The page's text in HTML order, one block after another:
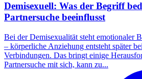
Demisexuell: Was der Begriff
Partnersuche beeinflusst
Bei der Demisexualität steht emotionaler
– körperliche Anziehung entsteht später
Verbindungen. Das bringt einige
Partnersuche mit sich, kann zu...